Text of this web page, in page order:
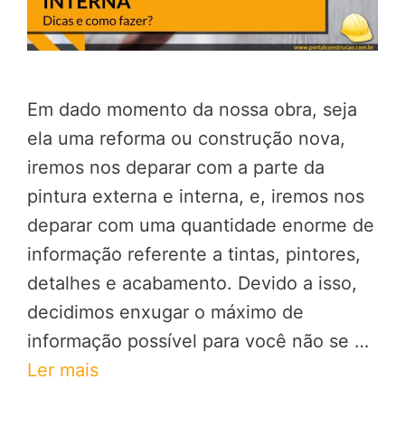
Em dado momento da nossa obra, seja
ela uma reforma ou construção nova,
iremos nos deparar com a parte da
pintura externa e interna, e, iremos nos
deparar com uma quantidade enorme de
informação referente a tintas, pintores,
detalhes e acabamento. Devido a isso,
decidimos enxugar o máximo de
informação possível para você não se …
Ler mais